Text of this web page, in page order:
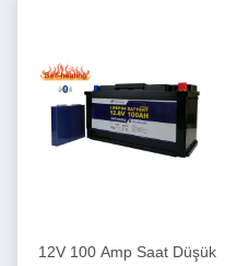
12V 100 Amp Saat Düşük